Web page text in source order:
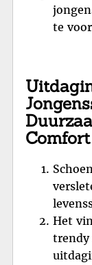
te
Comfort
Het
trendy